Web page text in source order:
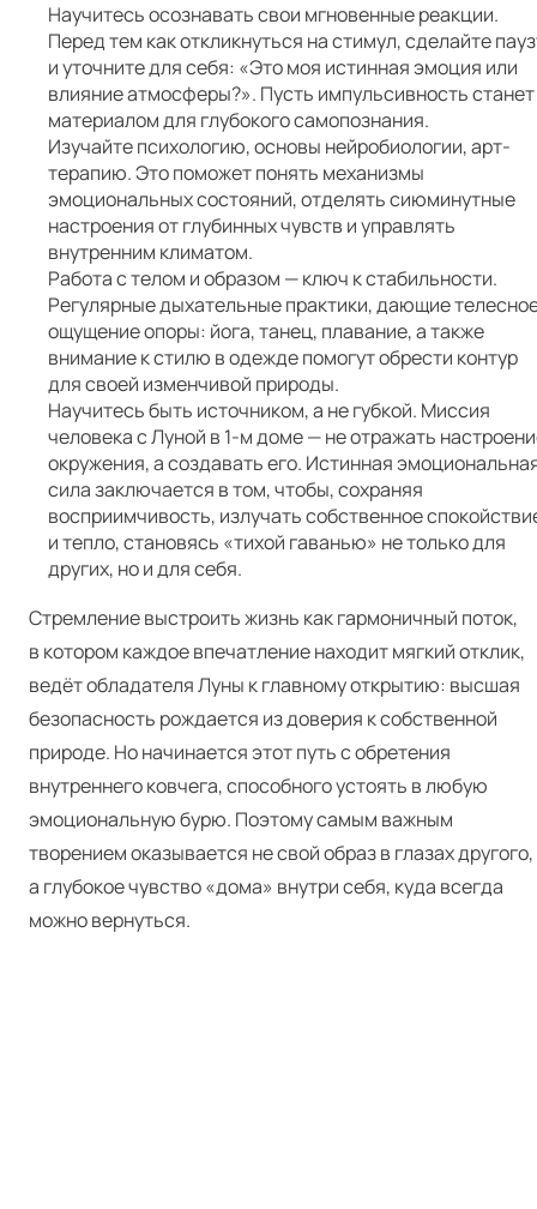
Научитесь осознавать свои мгновенные реакции.
Перед тем как откликнуться на стимул, сделайте
и уточните для себя: «Это моя истинная эмоция или
влияние атмосферы?». Пусть импульсивность станет
материалом для глубокого самопознания.
Изучайте психологию, основы нейробиологии, арт-
терапию. Это поможет понять механизмы
эмоциональных состояний, отделять сиюминутные
настроения от глубинных чувств и управлять
внутренним климатом.
Работа с телом и образом — ключ к стабильности.
Регулярные дыхательные практики, дающие
ощущение опоры: йога, танец, плавание, а также
внимание к стилю в одежде помогут обрести контур
для своей изменчивой природы.
Научитесь быть источником, а не губкой. Миссия
человека с Луной в 1‑м доме — не отражать
окружения, а создавать его. Истинная
сила заключается в том, чтобы, сохраняя
восприимчивость, излучать собственное
и тепло, становясь «тихой гаванью» не только для
других, но и для себя.
Стремление выстроить жизнь как гармоничный поток,
в котором каждое впечатление находит мягкий отклик,
ведёт обладателя Луны к главному открытию: высшая
безопасность рождается из доверия к собственной
природе. Но начинается этот путь с обретения
внутреннего ковчега, способного устоять в любую
эмоциональную бурю. Поэтому самым важным
творением оказывается не свой образ в глазах другого,
а глубокое чувство «дома» внутри себя, куда всегда
можно вернуться.